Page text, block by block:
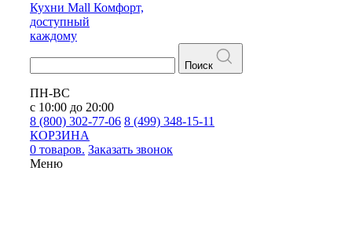
Кухни Mall Комфорт,
доступный
каждому
Поиск
ПН-ВС
с 10:00 до 20:00
8 (800) 302-77-06 8 (499) 348-15-11
КОРЗИНА
0 товаров. Заказать звонок
Меню